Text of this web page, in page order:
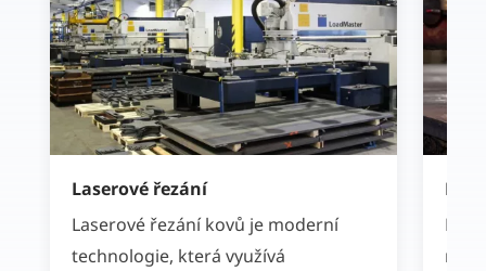
Laserové řezání
Laserové řezání kovů je moderní
technologie, která využívá
na